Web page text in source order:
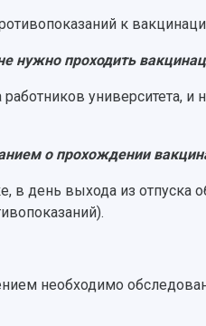
к
нужно проходить
университета,
о прохождении
в день выхода из
необходимо